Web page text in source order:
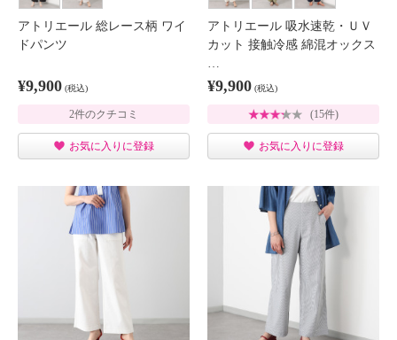
アトリエール 総レース柄 ワイ
ドパンツ
¥9,900 (税込)
2件のクチコミ
お気に入りに登録
アトリエール 吸水速乾・ＵＶ
カット 接触冷感 綿混オックス
…
¥9,900 (税込)
(15件)
お気に入りに登録